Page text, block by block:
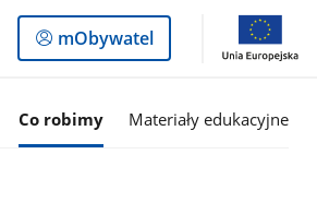
Logowanie
do
mObywatel
Co robimy Materiały edukacyjne